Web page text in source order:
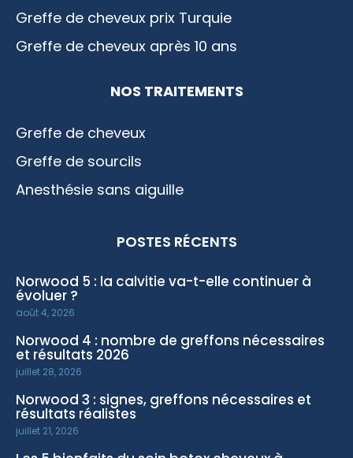
Greffe de cheveux prix Turquie
Greffe de cheveux après 10 ans
NOS TRAITEMENTS
Greffe de cheveux
Greffe de sourcils
Anesthésie sans aiguille
POSTES RÉCENTS
Norwood 5 : la calvitie va-t-elle continuer à
évoluer ?
août 4, 2026
Norwood 4 : nombre de greffons nécessaires
et résultats 2026
juillet 28, 2026
Norwood 3 : signes, greffons nécessaires et
résultats réalistes
juillet 21, 2026